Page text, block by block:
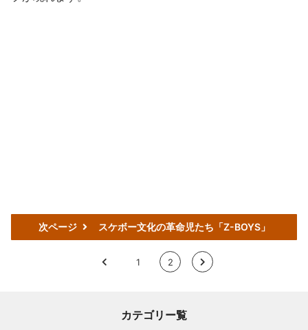
次ページ スケボー文化の革命児たち「Z-BOYS」
< 1 2 >
カテゴリー覧